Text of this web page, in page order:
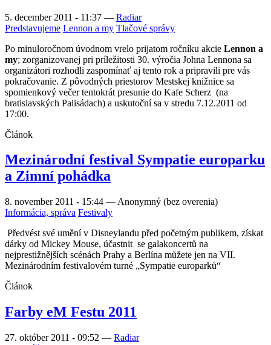
5. december 2011 - 11:37 — Radiar
Predstavujeme Lennon a my Tlačové správy
Po minuloročnom úvodnom vrelo prijatom ročníku akcie Lennon a
my; zorganizovanej pri príležitosti 30. výročia Johna Lennona sa
organizátori rozhodli zaspomínať aj tento rok a pripravili pre vás
pokračovanie. Z pôvodných priestorov Mestskej knižnice sa
spomienkový večer tentokrát presunie do Kafe Scherz (na
bratislavských Palisádach) a uskutoční sa v stredu 7.12.2011 od
17:00.
Článok
Mezinárodní festival Sympatie europarku
a Zimní pohádka
8. november 2011 - 15:44 — Anonymný (bez overenia)
Informácia, správa Festivaly
Předvést své umění v Disneylandu před početným publikem, získat
dárky od Mickey Mouse, účastnit se galakoncertů na
nejprestižnějších scénách Prahy a Berlína můžete jen na VII.
Mezinárodním festivalovém turné „Sympatie europarků“
Článok
Farby eM Festu 2011
27. október 2011 - 09:52 — Radiar